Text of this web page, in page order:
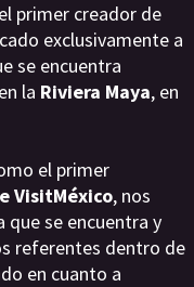
el primer creador de
exclusivamente a
se encuentra
la Riviera Maya, en
el primer
VisitMéxico, nos
se encuentra y
referentes dentro de
en cuanto a